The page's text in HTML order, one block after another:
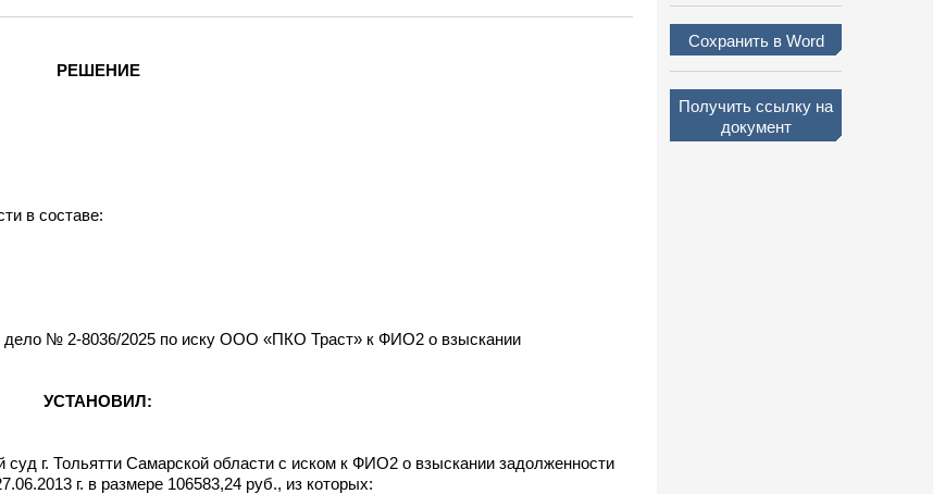
РЕШЕНИЕ
в составе:
дело № 2-8036/2025 по иску ООО «ПКО Траст» к ФИО2 о взыскании
УСТАНОВИЛ:
г. Тольятти Самарской области с иском к ФИО2 о взыскании задолженности
г. в размере 106583,24 руб., из которых:
Сохранить в Word
Получить ссылку на
документ